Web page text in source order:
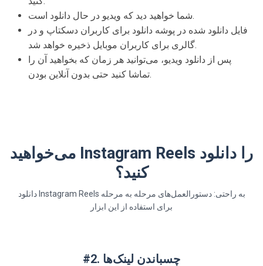
شما خواهید دید که ویدیو در حال دانلود است.
فایل دانلود شده در پوشه دانلود برای کاربران دسکتاپ و در
گالری برای کاربران موبایل ذخیره خواهد شد.
پس از دانلود ویدیو، می‌توانید هر زمان که بخواهید آن را
تماشا کنید حتی بدون آنلاین بودن.
می‌خواهید Instagram Reels را دانلود
کنید؟
دانلود Instagram Reels به راحتی: دستورالعمل‌های مرحله به مرحله
برای استفاده از این ابزار
#2. چسباندن لینک‌ها